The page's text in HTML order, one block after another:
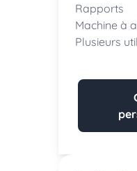
Rapports
Machine à
Plusieurs